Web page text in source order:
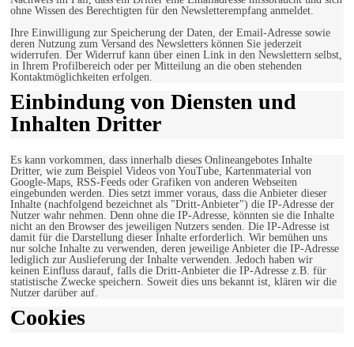
ohne Wissen des Berechtigten für den Newsletterempfang anmeldet.
Ihre Einwilligung zur Speicherung der Daten, der Email-Adresse sowie
deren Nutzung zum Versand des Newsletters können Sie jederzeit
widerrufen. Der Widerruf kann über einen Link in den Newslettern selbst,
in Ihrem Profilbereich oder per Mitteilung an die oben stehenden
Kontaktmöglichkeiten erfolgen.
Einbindung von Diensten und
Inhalten Dritter
Es kann vorkommen, dass innerhalb dieses Onlineangebotes Inhalte
Dritter, wie zum Beispiel Videos von YouTube, Kartenmaterial von
Google-Maps, RSS-Feeds oder Grafiken von anderen Webseiten
eingebunden werden. Dies setzt immer voraus, dass die Anbieter dieser
Inhalte (nachfolgend bezeichnet als "Dritt-Anbieter") die IP-Adresse der
Nutzer wahr nehmen. Denn ohne die IP-Adresse, könnten sie die Inhalte
nicht an den Browser des jeweiligen Nutzers senden. Die IP-Adresse ist
damit für die Darstellung dieser Inhalte erforderlich. Wir bemühen uns
nur solche Inhalte zu verwenden, deren jeweilige Anbieter die IP-Adresse
lediglich zur Auslieferung der Inhalte verwenden. Jedoch haben wir
keinen Einfluss darauf, falls die Dritt-Anbieter die IP-Adresse z.B. für
statistische Zwecke speichern. Soweit dies uns bekannt ist, klären wir die
Nutzer darüber auf.
Cookies